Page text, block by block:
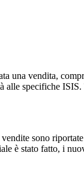
una vendita,
specifiche
sono
è stato fatto, i